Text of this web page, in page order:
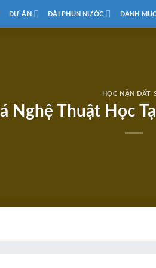
DỰ ÁN ĐÀI PHUN NƯỚC DANH MỤC
HỌC NẶN ĐẤT
Nghệ Thuật Học